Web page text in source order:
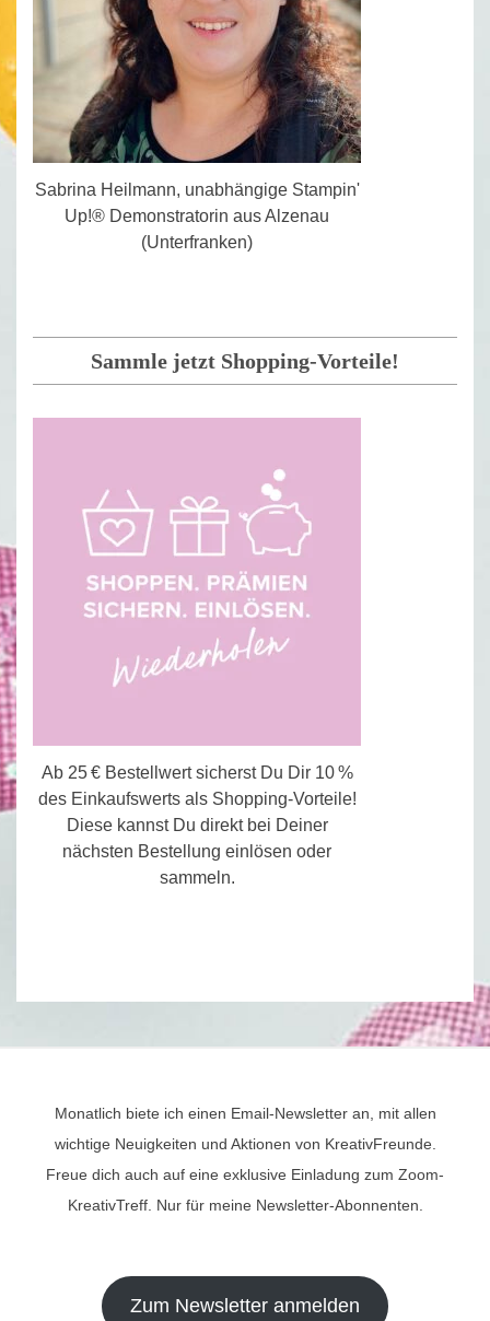
Sabrina Heilmann, unabhängige Stampin'
Up!® Demonstratorin aus Alzenau
(Unterfranken)
Sammle jetzt Shopping-Vorteile!
Ab 25 € Bestellwert sicherst Du Dir 10 %
des Einkaufswerts als Shopping-Vorteile!
Diese kannst Du direkt bei Deiner
nächsten Bestellung einlösen oder
sammeln.
Monatlich biete ich einen Email-Newsletter an, mit allen
wichtige Neuigkeiten und Aktionen von KreativFreunde.
Freue dich auch auf eine exklusive Einladung zum Zoom-
KreativTreff. Nur für meine Newsletter-Abonnenten.
Zum Newsletter anmelden